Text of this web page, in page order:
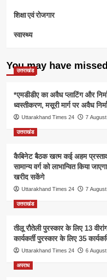
शिक्षा एवं रोजगार
स्वास्थ्य
You may have missed
उत्तराखंड
*एमडीडीए का अवैध प्लाटिंग और
ध्वस्तीकरण, मसूरी मार्ग पर अवैध
Uttarakhand Times 24 7
उत्तराखंड
कैबिनेट बैठक खत्म कई अहम प्रस्ताव
सामान्य वर्ग को लाभान्वित किया
खरीद सकेंगे
Uttarakhand Times 24 7
उत्तराखंड
तीलू रौतेली पुरस्कार के लिए 13
कार्यकर्ती पुरस्कार के लिए 35
Uttarakhand Times 24 6
अपराध